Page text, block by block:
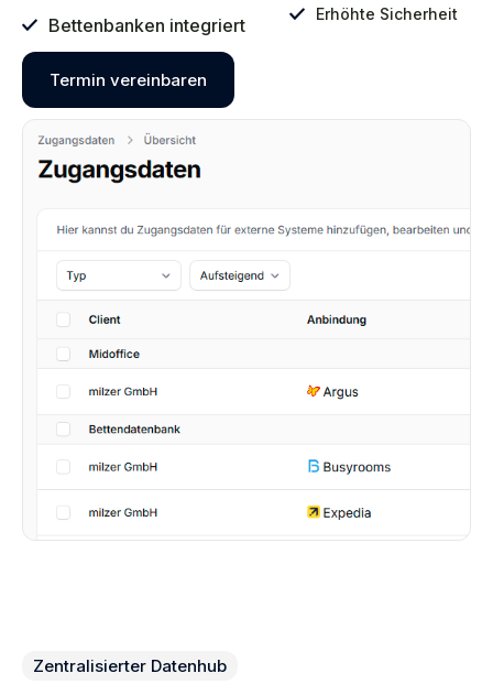
Bettenbanken integriert
Erhöhte Sicherheit
Termin vereinbaren
Zentralisierter Datenhub